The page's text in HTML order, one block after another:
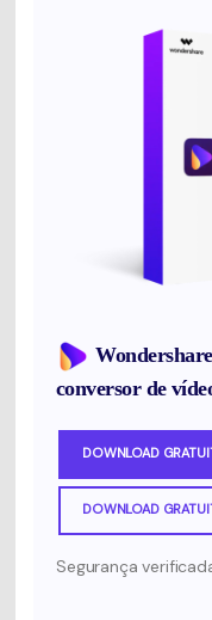
conversor de
DOWNLOAD
DOWNLOAD
Segurança